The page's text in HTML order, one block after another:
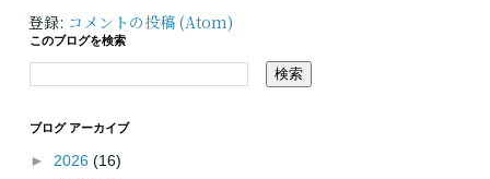
登録: コメントの投稿 (Atom)
このブログを検索
ブログ アーカイブ
► 2026 (16)